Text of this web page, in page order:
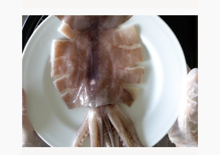
STEP03
烤盤預熱，中火烤 4～6 分鐘，邊烤邊刷打
拋醬，翻面一次。